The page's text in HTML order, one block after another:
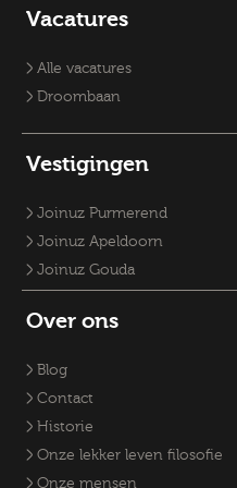
Vacatures RO-adviseurs
Vacatures Fysiek Domein
Vacature klantmanager
Accountmanager
Vacatures
Alle vacatures
Droombaan
Vestigingen
Joinuz Purmerend
Joinuz Apeldoorn
Joinuz Gouda
Over ons
Blog
Contact
Historie
Onze lekker leven filosofie
Onze mensen